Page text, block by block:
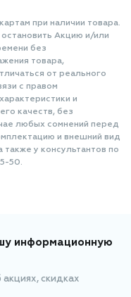
при наличии товара.
Акцию и/или
без
товара,
от реального
с правом
и
качеств, без
любых сомнений перед
и внешний вид
у консультантов по
50.
информационную
скидках